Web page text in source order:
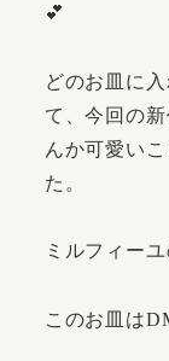
💕
どのお皿に
て、今回の
んか可愛い
た。
ミルフィー
このお皿は